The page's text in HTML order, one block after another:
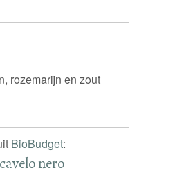
rozemarijn en zout
BioBudget:
nero